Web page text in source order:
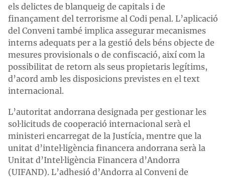
els delictes de blanqueig de capitals i de
finançament del terrorisme al Codi penal. L’aplicació
del Conveni també implica assegurar mecanismes
interns adequats per a la gestió dels béns objecte de
mesures provisionals o de confiscació, així com la
possibilitat de retorn als seus propietaris legítims,
d’acord amb les disposicions previstes en el text
internacional.
L’autoritat andorrana designada per gestionar les
sol·licituds de cooperació internacional serà el
ministeri encarregat de la Justícia, mentre que la
unitat d’intel·ligència financera andorrana serà la
Unitat d’Intel·ligència Financera d’Andorra
(UIFAND). L’adhesió d’Andorra al Conveni de